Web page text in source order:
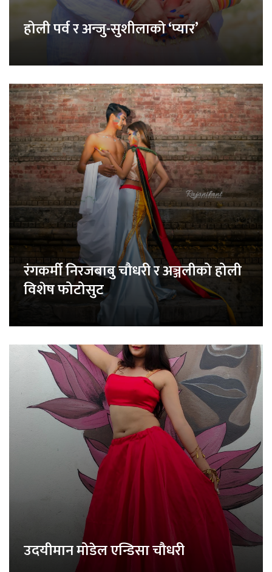
होली पर्व र अन्जु-सुशीलाको ‘प्यार’
रंगकर्मी निरजबाबु चौधरी र अञ्जलीको होली
विशेष फोटोसुट
उदयीमान मोडेल एन्डिसा चौधरी